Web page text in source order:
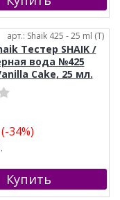
арт.: Shaik 425 - 25 ml (T)
Тестер SHAIK /
вода №425
Cake, 25 мл.
34%)